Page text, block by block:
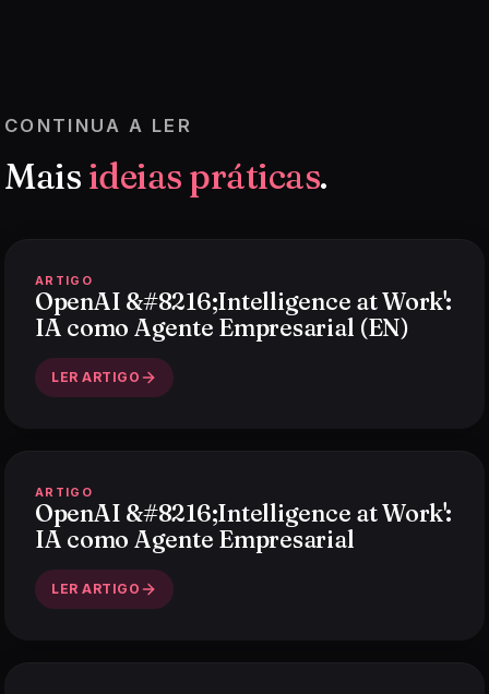
CONTINUA A LER
Mais ideias práticas.
ARTIGO
OpenAI &#8216;Intelligence at Work':
IA como Agente Empresarial (EN)
LER ARTIGO
ARTIGO
OpenAI &#8216;Intelligence at Work':
IA como Agente Empresarial
LER ARTIGO